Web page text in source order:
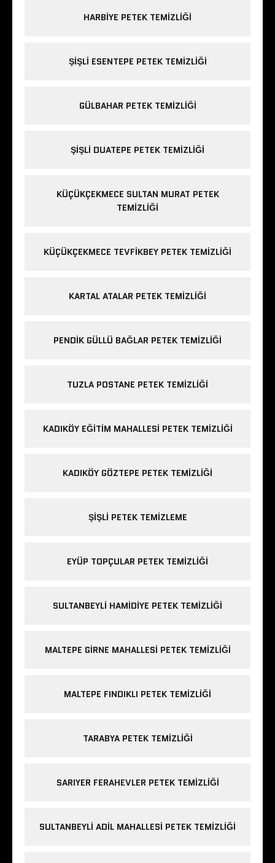
HARBIYE PETEK TEMIZLIĞI
ŞIŞLI ESENTEPE PETEK TEMIZLIĞI
GÜLBAHAR PETEK TEMIZLIĞI
ŞIŞLI DUATEPE PETEK TEMIZLIĞI
KÜÇÜKÇEKMECE SULTAN MURAT PETEK
TEMIZLIĞI
KÜÇÜKÇEKMECE TEVFIKBEY PETEK TEMIZLIĞI
KARTAL ATALAR PETEK TEMIZLIĞI
PENDIK GÜLLÜ BAĞLAR PETEK TEMIZLIĞI
TUZLA POSTANE PETEK TEMIZLIĞI
KADIKÖY EĞITIM MAHALLESI PETEK TEMIZLIĞI
KADIKÖY GÖZTEPE PETEK TEMIZLIĞI
ŞIŞLI PETEK TEMIZLEME
EYÜP TOPÇULAR PETEK TEMIZLIĞI
SULTANBEYLI HAMIDIYE PETEK TEMIZLIĞI
MALTEPE GIRNE MAHALLESI PETEK TEMIZLIĞI
MALTEPE FINDIKLI PETEK TEMIZLIĞI
TARABYA PETEK TEMIZLIĞI
SARIYER FERAHEVLER PETEK TEMIZLIĞI
SULTANBEYLI ADIL MAHALLESI PETEK TEMIZLIĞI